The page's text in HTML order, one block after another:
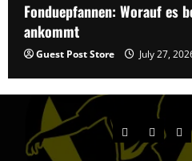
Fonduepfannen: Worauf es
ankommt
Guest Post Store July 27,
Home